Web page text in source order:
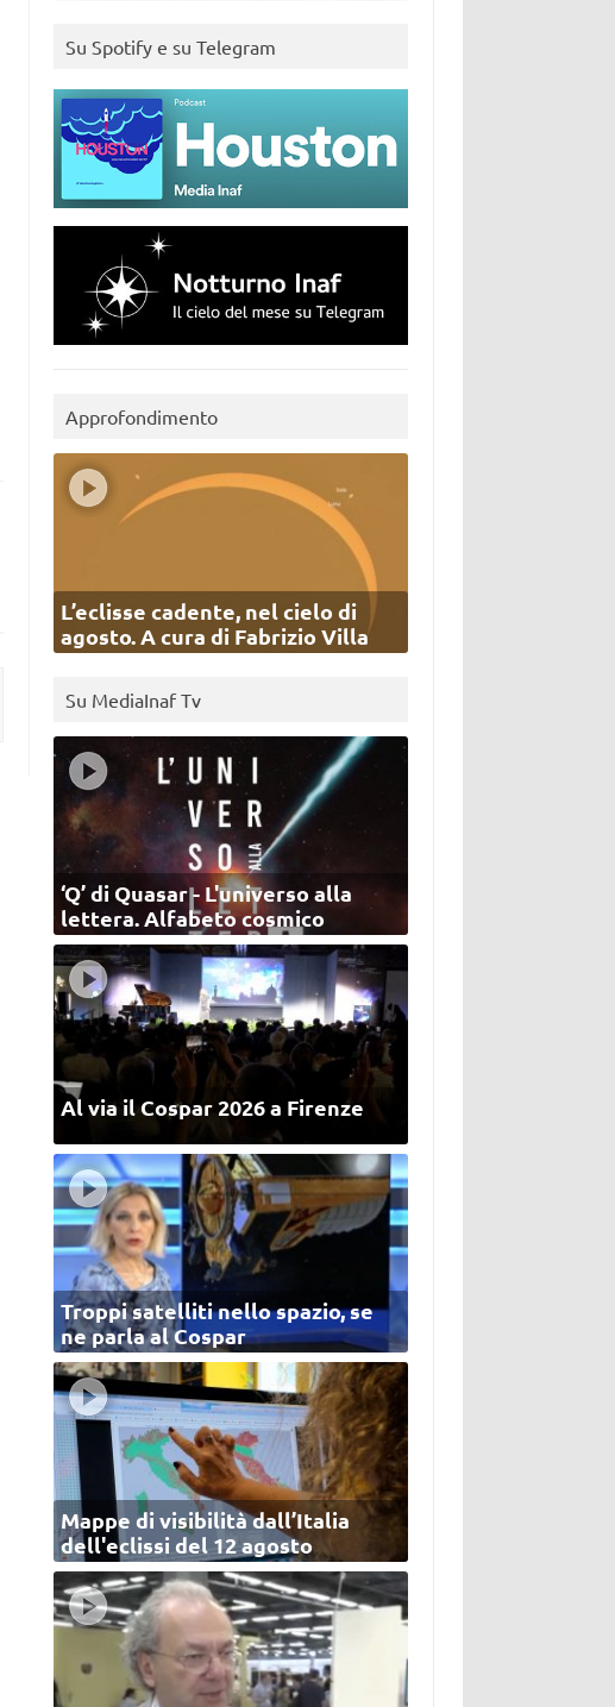
Su Spotify e su Telegram
Approfondimento
L’eclisse cadente, nel cielo di
agosto. A cura di Fabrizio Villa
Su MediaInaf Tv
‘Q’ di Quasar - L'universo alla
lettera. Alfabeto cosmico
Al via il Cospar 2026 a Firenze
Troppi satelliti nello spazio, se
ne parla al Cospar
Mappe di visibilità dall’Italia
dell'eclissi del 12 agosto